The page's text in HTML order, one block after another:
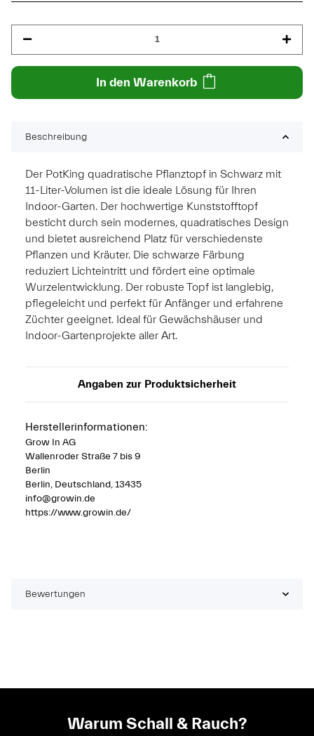
In den Warenkorb
Beschreibung
Der PotKing quadratische Pflanztopf in Schwarz mit
11-Liter-Volumen ist die ideale Lösung für Ihren
Indoor-Garten. Der hochwertige Kunststofftopf
besticht durch sein modernes, quadratisches Design
und bietet ausreichend Platz für verschiedenste
Pflanzen und Kräuter. Die schwarze Färbung
reduziert Lichteintritt und fördert eine optimale
Wurzelentwicklung. Der robuste Topf ist langlebig,
pflegeleicht und perfekt für Anfänger und erfahrene
Züchter geeignet. Ideal für Gewächshäuser und
Indoor-Gartenprojekte aller Art.
Angaben zur Produktsicherheit
Herstellerinformationen:
Grow In AG
Wallenroder Straße 7 bis 9
Berlin
Berlin, Deutschland, 13435
info@growin.de
https://www.growin.de/
Bewertungen
Warum Schall & Rauch?